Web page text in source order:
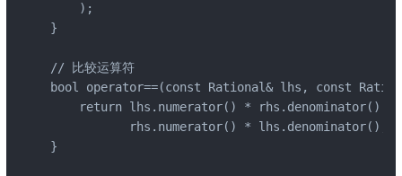
    );
}
// 比较运算符
bool operator==(const Rational& lhs, const
return lhs.numerator() * rhs.denominator()
           rhs.numerator() * lhs.denominator();
}